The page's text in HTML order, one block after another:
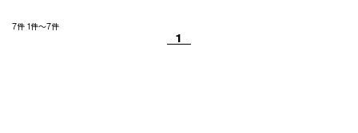
7件 1件～7件
1